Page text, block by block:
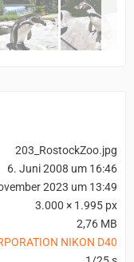
203_RostockZoo.jpg
6. Juni 2008 um 16:46
2023 um 13:49
3.000 × 1.995 px
2,76 MB
NIKON D40